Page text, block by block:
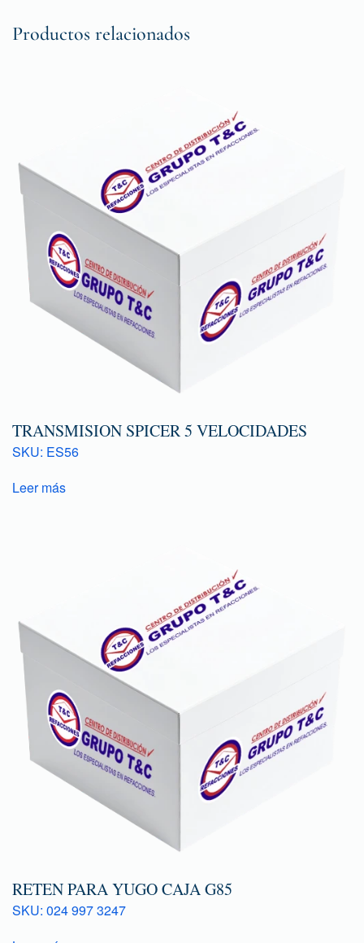
Productos relacionados
TRANSMISION SPICER 5 VELOCIDADES
SKU: ES56
Leer más
RETEN PARA YUGO CAJA G85
SKU: 024 997 3247